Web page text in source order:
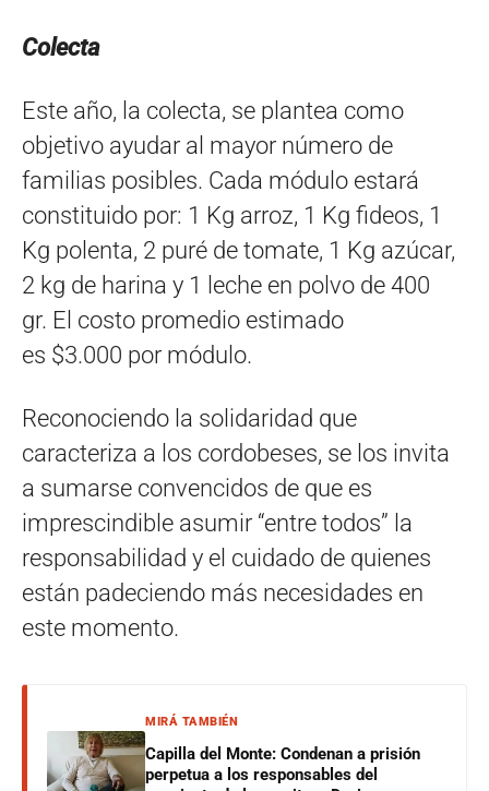
Colecta
Este año, la colecta, se plantea como
objetivo ayudar al mayor número de
familias posibles. Cada módulo estará
constituido por: 1 Kg arroz, 1 Kg fideos, 1
Kg polenta, 2 puré de tomate, 1 Kg azúcar,
2 kg de harina y 1 leche en polvo de 400
gr. El costo promedio estimado
es $3.000 por módulo.
Reconociendo la solidaridad que
caracteriza a los cordobeses, se los invita
a sumarse convencidos de que es
imprescindible asumir “entre todos” la
responsabilidad y el cuidado de quienes
están padeciendo más necesidades en
este momento.
MIRÁ TAMBIÉN
Capilla del Monte: Condenan a prisión
perpetua a los responsables del